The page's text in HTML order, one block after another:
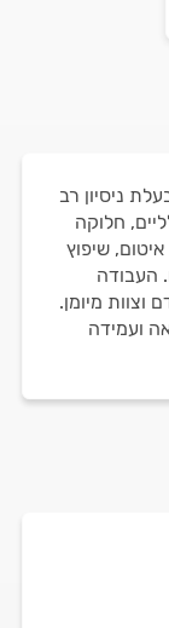
ניסיון רב
חלוקה
שיפוץ
העבודה
מיומן.
ועמידה